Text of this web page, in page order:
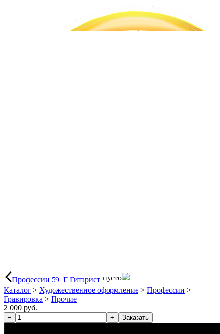
Профессии 59_Г Гитарист пусто
Каталог > Художественное оформление > Профессии >
Гравировка > Прочие
2 000 руб.